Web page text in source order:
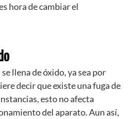
hora de cambiar el
llena de óxido, ya sea por
decir que existe una fuga de
esto no afecta
del aparato. Aun así,